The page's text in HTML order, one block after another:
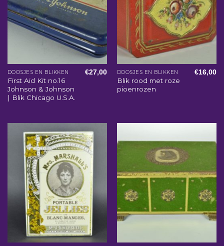
DOOSJES EN BLIKKEN
First Aid Kit no.16
Johnson & Johnson
| Blik Chicago U.S.A.
€27,00 DOOSJES EN BLIKKEN
Blik rood met roze
pioenrozen
€16,00